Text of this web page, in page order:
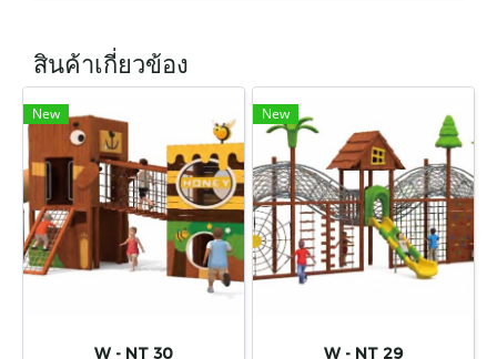
สินค้าเกี่ยวข้อง
New
W - NT 30
New
W - NT 29